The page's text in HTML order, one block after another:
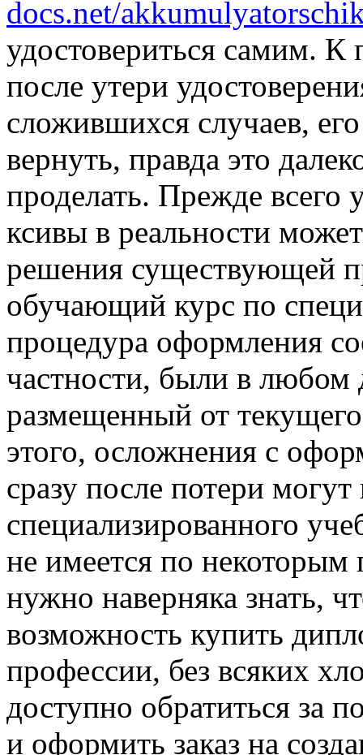
docs.net/
удостовериться самим. К
после утери
сложившихся случаев,
вернуть, правда это
проделать. Прежде всего
ксивы в реальности
решения существующей
обучающий курс по
процедура оформления
частности, были в любом
размещенный от
этого, осложнения с
сразу после потери могут
специализированного
не имеется по
нужно наверняка знать,
возможность купить
профессии, без всяких
доступно обратиться за
и оформить заказ на